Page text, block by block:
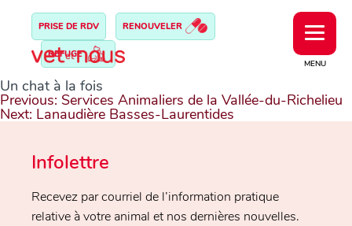
MENU
PRISE DE RDV RENOUVELER
REFUGE
Un chat à la fois
Navigation
de
l’article
Previous: Services Animaliers de la Vallée-du-Richelieu
Next: Lanaudière Basses-Laurentides
Infolettre
Recevez par courriel de l’information pratique
relative à votre animal et nos dernières nouvelles.